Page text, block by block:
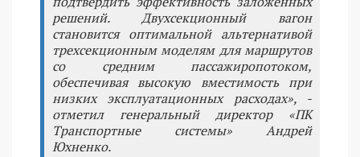
решений. Двухсекционный вагон
становится оптимальной альтернативой
трехсекционным моделям для маршрутов
со средним пассажиропотоком,
обеспечивая высокую вместимость при
низких эксплуатационных расходах», -
отметил генеральный директор «ПК
Транспортные системы» Андрей
Юхненко.